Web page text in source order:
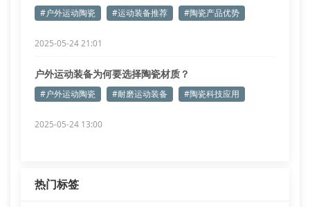
#户外运动陶瓷 #运动装备推荐 #陶瓷产品优势
2025-05-24 21:01
户外运动装备为何要选择陶瓷材质？
#户外运动陶瓷 #耐磨运动装备 #陶瓷科技应用
2025-05-24 13:00
热门标签